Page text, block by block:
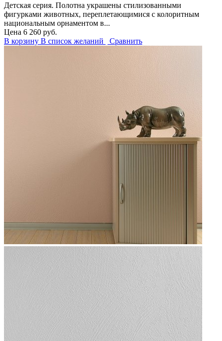
Детская серия. Полотна украшены стилизованными
фигурками животных, переплетающимися с колоритным
национальным орнаментом в...
Цена 6 260 руб.
В корзину В список желаний Сравнить